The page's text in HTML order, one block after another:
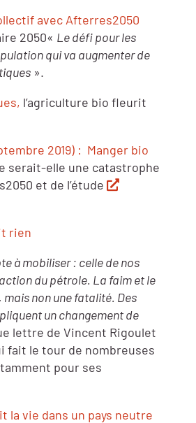
avec Afterres2050
2050« Le défi pour les
qui va augmenter de
».
l’agriculture bio fleurit
2019) : Manger bio
serait-elle une catastrophe
et de l’étude
rien
à mobiliser : celle de nos
du pétrole. La faim et le
non une fatalité. Des
un changement de
lettre de Vincent Rigoulet
fait le tour de nombreuses
pour ses
la vie dans un pays neutre